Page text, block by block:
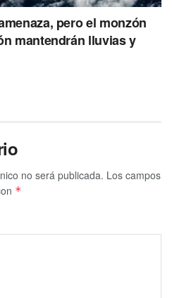
pero el monzón
mantendrán lluvias y
no será publicada. Los campos
*